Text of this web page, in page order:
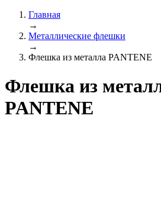
Главная
→
Металлические флешки
→
Флешка из металла PANTENE
Флешка из
PANTENE